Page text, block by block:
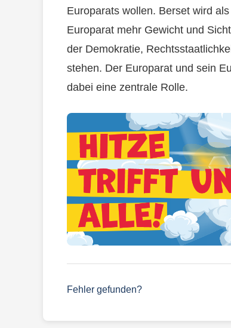
Europarats wollen. Berset wird
Europarat mehr Gewicht und
der Demokratie,
stehen. Der Europarat und sein
dabei eine zentrale Rolle.
Fehler gefunden?